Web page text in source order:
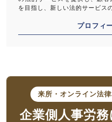
を目指し、新しい法的サービス
プロフィ
来所・オンライン法
企業側人事労務